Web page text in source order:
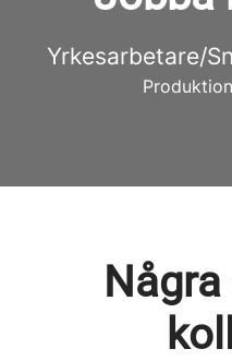
Yrkesarbetare/
Produktion